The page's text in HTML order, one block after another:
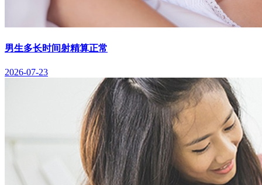
男生多长时间射精算正常
2026-07-23